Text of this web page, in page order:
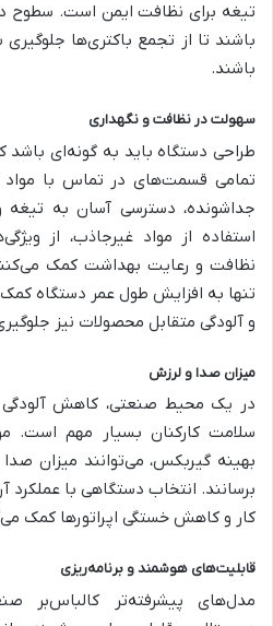
تیغه برای نظافت ایمن است. سطوح
باشند تا از تجمع باکتری‌ها
باشند.
سهولت در نظافت و نگهداری
طراحی دستگاه باید به گونه‌ای
تمامی قسمت‌های در تماس با مواد
جداشونده، دسترسی آسان به تیغه
استفاده از مواد غیرجاذب، از
نظافت و رعایت بهداشت کمک
تنها به افزایش طول عمر دستگاه کمک
و آلودگی متقابل محصولات نیز
میزان صدا و لرزش
در یک محیط صنعتی، کاهش
سلامت کارکنان بسیار مهم است.
بهینه گیربکس، می‌توانند میزان
برسانند. انتخاب دستگاهی با عملکرد
کار و کاهش خستگی اپراتورها کمک
قابلیت‌های هوشمند و برنامه‌ریزی
مدل‌های پیشرفته‌تر کالباس‌بر